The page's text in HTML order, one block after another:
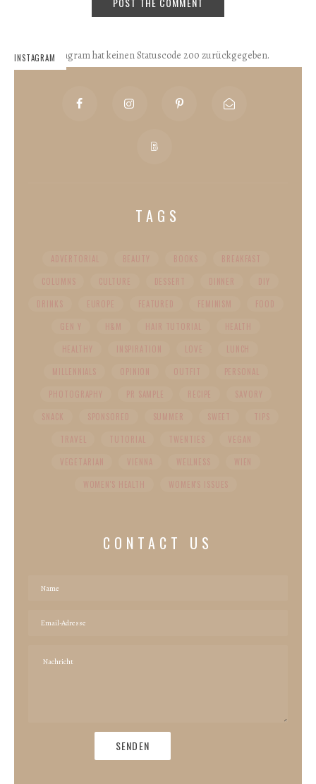
INSTAGRAMInstagram hat keinen Statuscode 200 zurückgegeben.
TAGS
ADVERTORIAL BEAUTY BOOKS
BREAKFAST
COLUMNS
CULTURE DESSERT DINNER
DIY
DRINKS
EUROPE FEATURED FEMINISM
FOOD
GEN Y
H&M HAIR TUTORIAL
HEALTH
HEALTHY
INSPIRATION LOVE
LUNCH
MILLENNIALS
OPINION OUTFIT
PERSONAL
PHOTOGRAPHY
PR SAMPLE RECIPE
SAVORY
SNACK
SPONSORED SUMMER SWEET
TIPS
TRAVEL
TUTORIAL TWENTIES
VEGAN
VEGETARIAN
VIENNA WELLNESS
WIEN
WOMEN'S HEALTH
WOMEN'S ISSUES
CONTACT US